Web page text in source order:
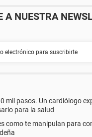
A NUESTRA
mil pasos. Un cardiólogo
para la salud
como te manipulan para